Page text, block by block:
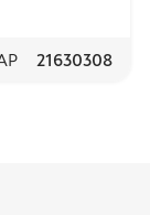
21630308